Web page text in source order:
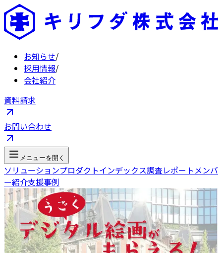
お知らせ/
採用情報/
会社紹介
資料請求
お問い合わせ
メニューを開く
ソリューションプロダクトインデックス調査レポートメンバ
ー紹介支援事例